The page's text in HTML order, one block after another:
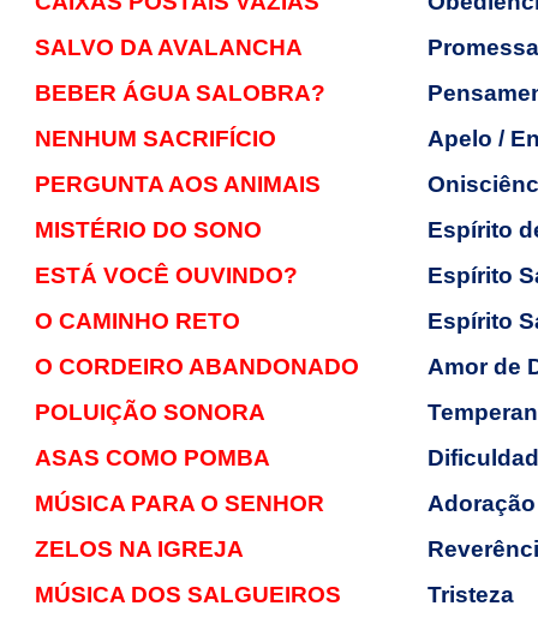
SALVO DA AVALANCHA
BEBER ÁGUA SALOBRA?
NENHUM SACRIFÍCIO
Apelo /
PERGUNTA AOS ANIMAIS
MISTÉRIO DO SONO
Espírito
ESTÁ VOCÊ OUVINDO?
Espírito
O CAMINHO RETO
Espírito
O CORDEIRO ABANDONADO
Amor de
POLUIÇÃO SONORA
ASAS COMO POMBA
MÚSICA PARA O SENHOR
ZELOS NA IGREJA
MÚSICA DOS SALGUEIROS
Tristeza